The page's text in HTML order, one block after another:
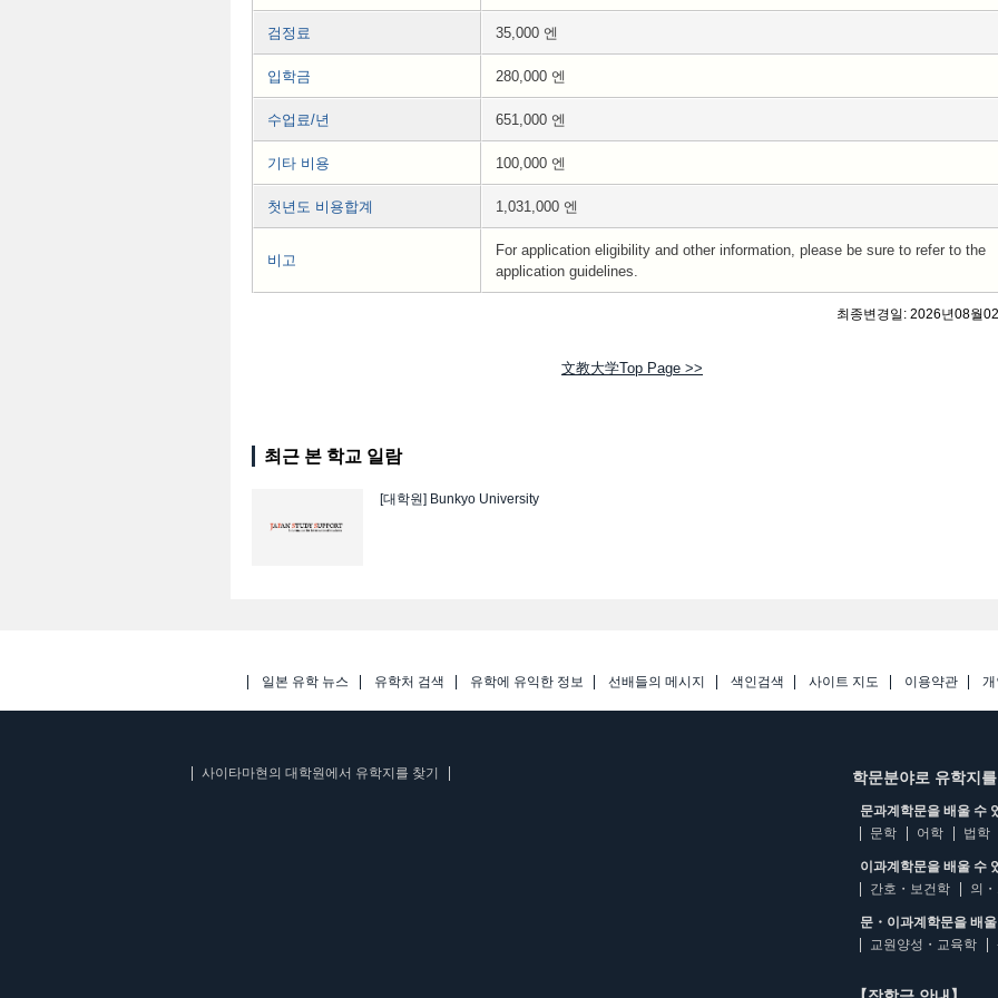
검정료 35,000 엔
입학금 280,000 엔
수업료/년 651,000 엔
기타 비용 100,000 엔
첫년도 비용합계 1,031,000 엔
비고
For application eligibility and other information, please be sure to refer to the
application guidelines.
최종변경일: 2026년08월
文教大学Top Page >>
최근 본 학교 일람
[대학원] Bunkyo University
일본 유학 뉴스 유학처 검색 유학에 유익한 정보 선배들의 메시지 색인검색 사이트 지도 이용약관
사이타마현의 대학원에서 유학지를 찾기 학문분야로 유학지
문과계학문을 배울 수
문학
어학 법학
이과계학문을 배울 수
간호・보건학
의
문・이과계학문을 배
교원양성・교육학